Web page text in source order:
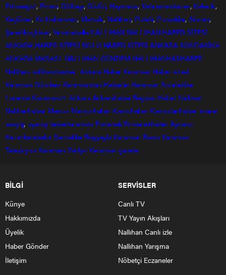
Etimesgut, Evren,Gölbaşı,Güdül, Haymana, Kahramankazan, Kalecik,
Keçiören, Kızılcahamam, Mamak, Nallıhan, Polatlı, Pursaklar,Sincan,
Şereflikoçhisar,Yenimahalle NALLIHAN NALLIHAN HABER SİTESİ
ANKARA HABER SİTESİ BOLU HABER SİTESİ ANKARA SONDAKİKA
ANKARA MASASI NALLIHAN GÜNDEM NALLIHANHASHABER
Nallihan nallihanhasber Ankara Haber Karaman Haber sitesi
Karaman Gündem Karamandan Haberler Karaman Sondakika
Larende Karaman24 Ankara Ankarahaber Beyparı Haber Nallıhan
Nalıhanhaber Memur Memurhaber Kamuhaber Kamudanhaber imaret
asayiş, uyanış haberkaraman Ermenek Ermenekhaber Ayrancı
Kazımkarabekir Sarıveliler Başyayla Karaman Basın Karaman
Televizyon Karaman Radyo Karaman gazete
BİLGİ
Künye
Hakkımızda
Üyelik
Haber Gönder
İletişim
SERVİSLER
Canlı TV
TV Yayın Akışları
Nallıhan Canlı izle
Nallıhan Yarışma
Nöbetçi Eczaneler